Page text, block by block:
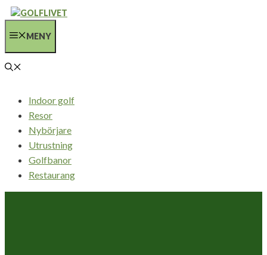
Hoppa
innehållMENY
Indoor golf
Resor
Nybörjare
Utrustning
Golfbanor
Restaurang